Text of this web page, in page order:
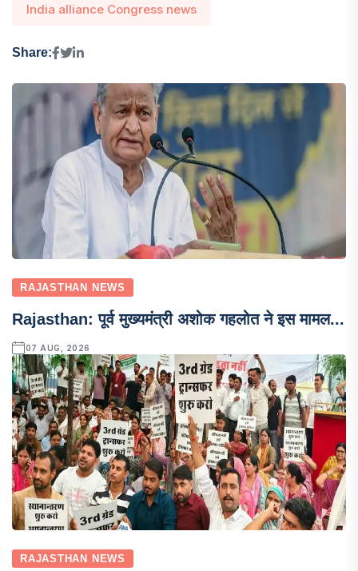
India alliance Congress news
Share:
RAJASTHAN NEWS
Rajasthan: पूर्व मुख्यमंत्री अशोक गहलोत ने इस मामल...
07 AUG, 2026
RAJASTHAN NEWS